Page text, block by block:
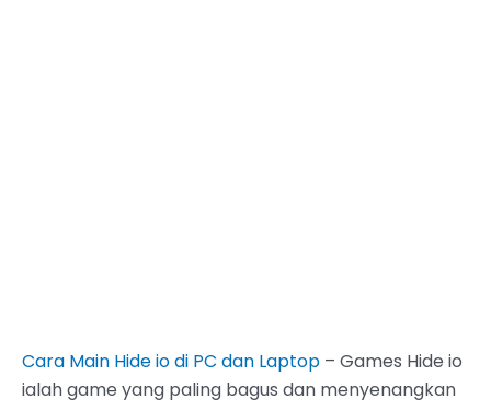
Cara Main Hide io di PC dan Laptop – Games Hide io
ialah game yang paling bagus dan menyenangkan